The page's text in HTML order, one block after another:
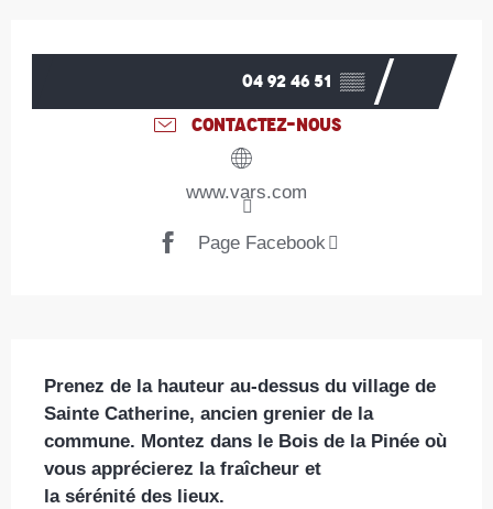
04 92 46 51 ▒▒
CONTACTEZ-NOUS
www.vars.com
Page Facebook
Prenez de la hauteur au-dessus du village de
Sainte Catherine, ancien grenier de la
commune. Montez dans le Bois de la Pinée où
vous apprécierez la fraîcheur et
la sérénité des lieux.